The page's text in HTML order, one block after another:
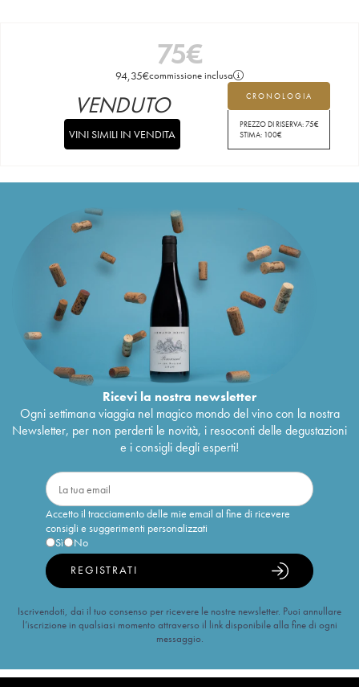
75€
94,35€commissione inclusa
CRONOLOGIA
PREZZO DI RISERVA:75€
STIMA: 100€
VENDUTO
VINI SIMILI IN VENDITA
Ricevi la nostra newsletter
Ogni settimana viaggia nel magico mondo del vino con la nostra
Newsletter, per non perderti le novità, i resoconti delle degustazioni
e i consigli degli esperti!
Accetto il tracciamento delle mie email al fine di ricevere
consigli e suggerimenti personalizzati
Sì
No
REGISTRATI
Iscrivendoti, dai il tuo consenso per ricevere le nostre newsletter. Puoi annullare
l’iscrizione in qualsiasi momento attraverso il link disponibile alla fine di ogni
messaggio.